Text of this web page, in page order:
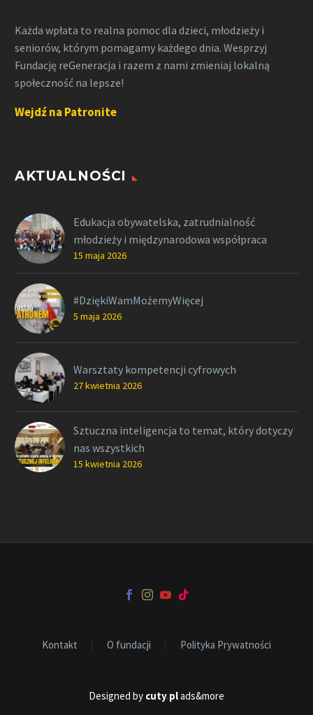
Każda wpłata to realna pomoc dla dzieci, młodzieży i
seniorów, którym pomagamy każdego dnia. Wesprzyj
Fundację reGeneracja i razem z nami zmieniaj lokalną
społeczność na lepsze!
Wejdź na Patronite
AKTUALNOŚCI
Edukacja obywatelska, zatrudnialność
młodzieży i międzynarodowa współpraca
15 maja 2026
#DziękiWamMożemyWięcej
5 maja 2026
Warsztaty kompetencji cyfrowych
27 kwietnia 2026
Sztuczna inteligencja to temat, który dotyczy
nas wszystkich
15 kwietnia 2026
Kontakt O fundacji Polityka Prywatności
Designed by cuty.plads&more